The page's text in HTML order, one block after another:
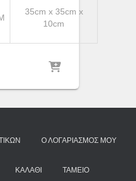
35cm x 35cm x
10cm
Ο ΛΟΓΑΡΙΑΣΜΌΣ ΜΟΥ
ΚΑΛΆΘΙ ΤΑΜΕΊΟ